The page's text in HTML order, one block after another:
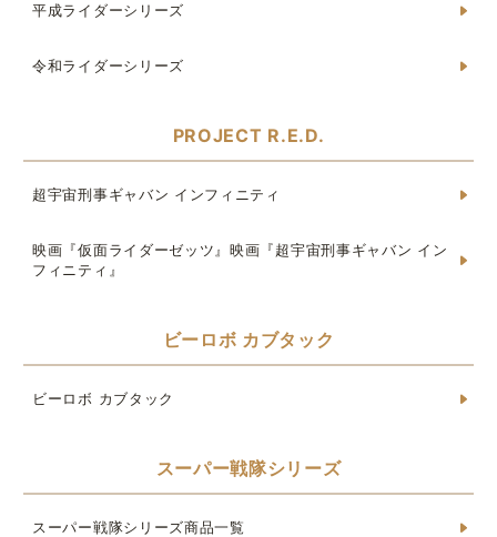
平成ライダーシリーズ
令和ライダーシリーズ
PROJECT R.E.D.
超宇宙刑事ギャバン インフィニティ
映画『仮面ライダーゼッツ』映画『超宇宙刑事ギャバン イン
フィニティ』
ビーロボ カブタック
ビーロボ カブタック
スーパー戦隊シリーズ
スーパー戦隊シリーズ商品一覧